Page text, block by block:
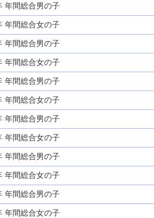
年間総合男の子
年間総合女の子
年間総合男の子
年間総合女の子
年間総合男の子
年間総合女の子
年間総合男の子
年間総合女の子
年間総合男の子
年間総合女の子
年間総合男の子
年間総合女の子